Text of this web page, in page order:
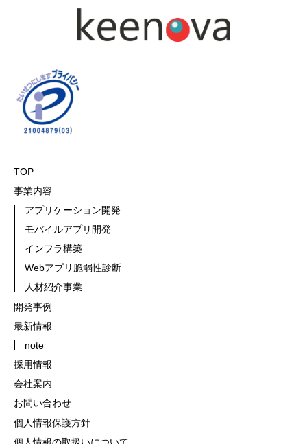
TOP
事業内容
アプリケーション開発
モバイルアプリ開発
インフラ構築
Webアプリ脆弱性診断
人材紹介事業
開発事例
最新情報
note
採用情報
会社案内
お問い合わせ
個人情報保護方針